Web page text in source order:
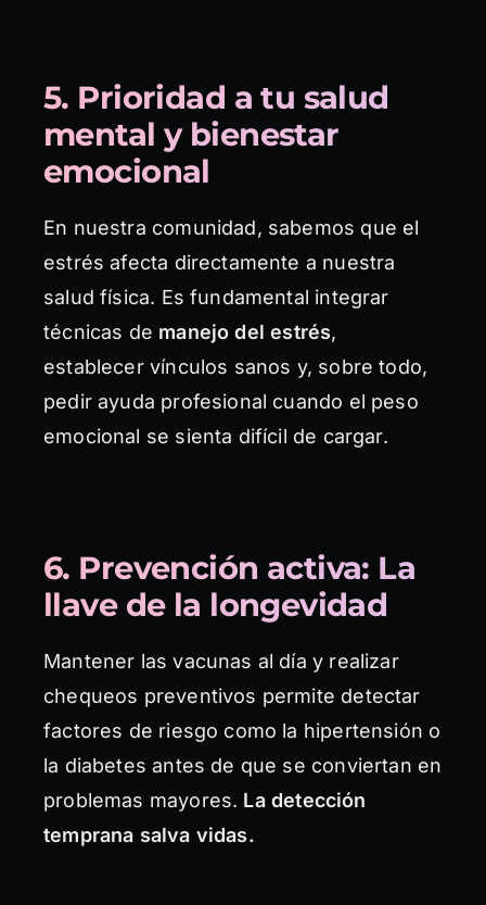
5. Prioridad a tu salud
mental y bienestar
emocional
En nuestra comunidad, sabemos que el
estrés afecta directamente a nuestra
salud física. Es fundamental integrar
técnicas de manejo del estrés,
establecer vínculos sanos y, sobre todo,
pedir ayuda profesional cuando el peso
emocional se sienta difícil de cargar.
6. Prevención activa: La
llave de la longevidad
Mantener las vacunas al día y realizar
chequeos preventivos permite detectar
factores de riesgo como la hipertensión o
la diabetes antes de que se conviertan en
problemas mayores. La detección
temprana salva vidas.